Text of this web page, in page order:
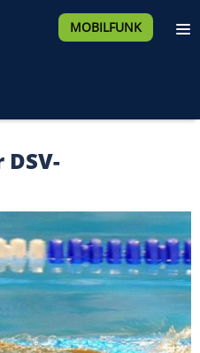
MOBILFUNK